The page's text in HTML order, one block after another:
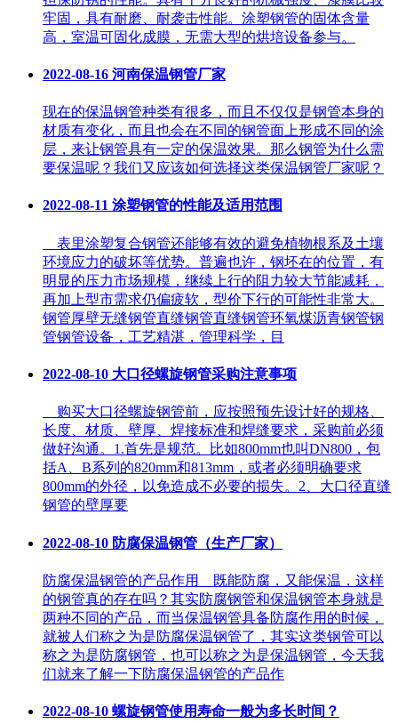
牢固，具有耐磨、耐袭击性能。涂塑钢管的固体含量
高，室温可固化成膜，无需大型的烘培设备参与。
2022-08-16 河南保温钢管厂家
现在的保温钢管种类有很多，而且不仅仅是钢管本身的
材质有变化，而且也会在不同的钢管面上形成不同的涂
层，来让钢管具有一定的保温效果。那么钢管为什么需
要保温呢？我们又应该如何选择这类保温钢管厂家呢？
2022-08-11 涂塑钢管的性能及适用范围
表里涂塑复合钢管还能够有效的避免植物根系及土壤
环境应力的破坏等优势。普遍也许，钢坯在的位置，有
明显的压力市场规模，继续上行的阻力较大节能减耗，
再加上型市需求仍偏疲软，型价下行的可能性非常大。
钢管厚壁无缝钢管直缝钢管直缝钢管环氧煤沥青钢管钢
管钢管设备，工艺精湛，管理科学，目
2022-08-10 大口径螺旋钢管采购注意事项
购买大口径螺旋钢管前，应按照预先设计好的规格、
长度、材质、壁厚、焊接标准和焊缝要求，采购前必须
做好沟通。1.首先是规范。比如800mm也叫DN800，包
括A、B系列的820mm和813mm，或者必须明确要求
800mm的外径，以免造成不必要的损失。2、大口径直缝
钢管的壁厚要
2022-08-10 防腐保温钢管（生产厂家）
防腐保温钢管的产品作用 既能防腐，又能保温，这样
的钢管真的存在吗？其实防腐钢管和保温钢管本身就是
两种不同的产品，而当保温钢管具备防腐作用的时候，
就被人们称之为是防腐保温钢管了，其实这类钢管可以
称之为是防腐钢管，也可以称之为是保温钢管，今天我
们就来了解一下防腐保温钢管的产品作
2022-08-10 螺旋钢管使用寿命一般为多长时间？